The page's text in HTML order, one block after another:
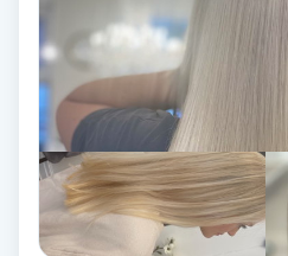
Nagelförlängning
Nagelförlängning akryl
Nagelförlängning gelé
Nagelförlängning glasfiber